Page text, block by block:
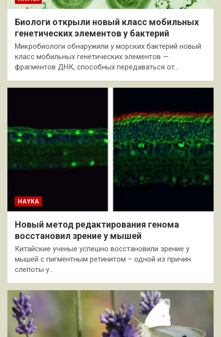
Биологи открыли новый класс мобильных
генетических элементов у бактерий
Микробиологи обнаружили у морских бактерий новый
класс мобильных генетических элементов —
фрагментов ДНК, способных передаваться от…
НАУКА
Новый метод редактирования генома
восстановил зрение у мышей
Китайские ученые успешно восстановили зрение у
мышей с пигментным ретинитом – одной из причин
слепоты у…